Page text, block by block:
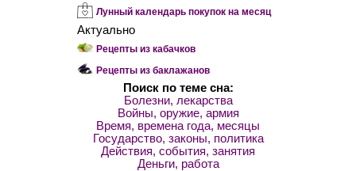
Лунный календарь покупок на месяц
Актуально
Рецепты из кабачков
Рецепты из баклажанов
Поиск по теме сна:
Болезни, лекарства
Войны, оружие, армия
Время, времена года, месяцы
Государство, законы, политика
Действия, события, занятия
Деньги, работа